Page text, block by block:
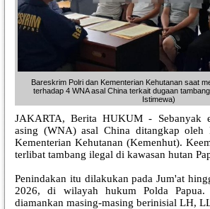
Bareskrim Polri dan Kementerian Kehutanan saat
terhadap 4 WNA asal China terkait dugaan
Istimewa)
JAKARTA, Berita HUKUM - Sebanyak
asing (WNA) asal China ditangkap oleh
Kementerian Kehutanan (Kemenhut).
terlibat tambang ilegal di kawasan hutan
Penindakan itu dilakukan pada Jum'at
2026, di wilayah hukum Polda
diamankan masing-masing berinisial LH,